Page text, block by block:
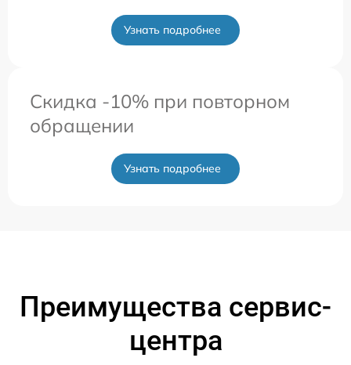
Узнать подробнее
Скидка -10% при повторном
обращении
Узнать подробнее
Преимущества сервис-
центра